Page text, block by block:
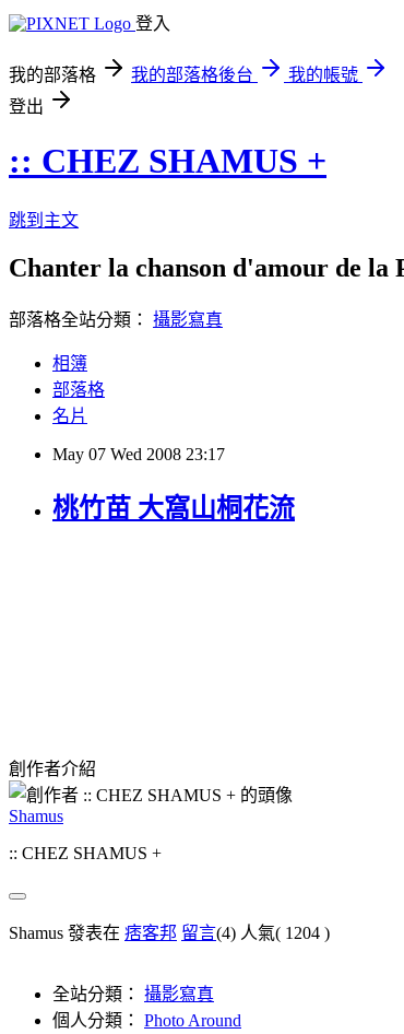
登入
我的部落格 我的部落格後台
我的帳號
登出
:: CHEZ SHAMUS +
跳到主文
Chanter la chanson d'amour de la
部落格全站分類： 攝影寫真
相簿
部落格
名片
May 07 Wed 2008 23:17
桃竹苗 大窩山桐花流
創作者介紹
Shamus
:: CHEZ SHAMUS +
Shamus 發表在 痞客邦 留言(4) 人氣( 1204 )
全站分類： 攝影寫真
個人分類： Photo Around